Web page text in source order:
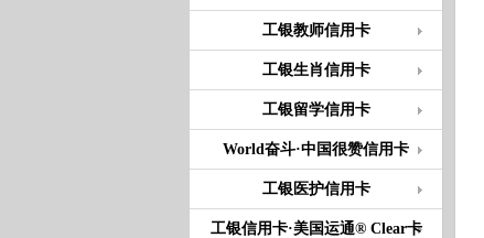
工银教师信用卡
工银生肖信用卡
工银留学信用卡
World奋斗·中国很赞信用卡
工银医护信用卡
工银信用卡·美国运通® Clear卡